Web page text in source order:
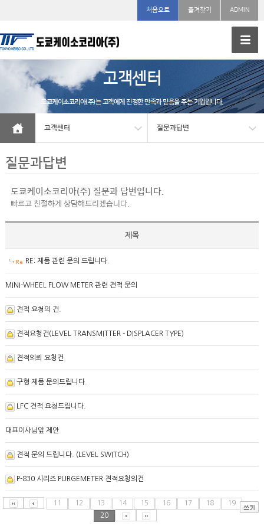
처음으로 즐겨찾기 ADMIN
고객센터
도쿄케이소코리아(주)는 고객에게 진정한 만족과 믿음을 주는 기업입니다.
고객센터 질문과답변
질문과답변
도쿄케이소코리아(주) 질문과 답변입니다.
빠르고 친절하게 상담해드리겠습니다.
제목
RE: 제품 관련 문의 드립니다.
MINI-WHEEL FLOW METER 관련 견적 문의
견적 요청의 건.
견적요청건(LEVEL TRANSMITTER - DISPLACER TYPE)
견적의뢰 요청건
구형 제품 문의드립니다.
LFC 견적 요청드립니다.
대표이사님앞 제안
견적 문의 드립니다. (LEVEL SWITCH)
P-830 시리즈 PURGEMETER 견적요청의건
11 12 13 14 15 16 17 18
19
20